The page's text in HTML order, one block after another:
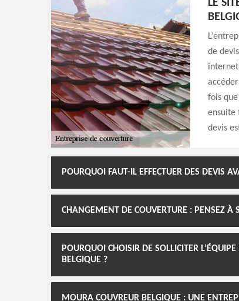
LE
de
fois
ensuite
devis
POURQUOI FAUT-IL EFFECTUER DES DEVIS
CHANGEMENT DE COUVERTURE : PENSEZ À
POURQUOI CHOISIR DE SOLLICITER
BELGIQUE ?
MOURA COUVREUR BELGIQUE : UNE